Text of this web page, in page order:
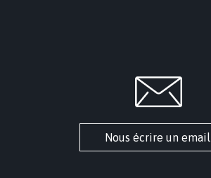
Nous écrire un email